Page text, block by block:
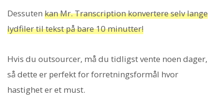
Dessuten kan Mr. Transcription konvertere selv lange
lydfiler til tekst på bare 10 minutter!
Hvis du outsourcer, må du tidligst vente noen dager,
så dette er perfekt for forretningsformål hvor
hastighet er et must.